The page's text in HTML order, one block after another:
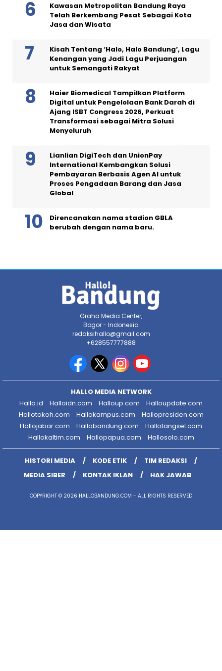
Kawasan Metropolitan Bandung Raya
Telah Berkembang Pesat Sebagai Kota
Jasa dan Wisata
Kisah Tentang ‘Halo, Halo Bandung’, Lagu
Kenangan yang Jadi Lagu Perjuangan
untuk Semangati Rakyat
Haier Biomedical Tampilkan Platform
Digital untuk Pengelolaan Bank Darah di
Ajang ISBT Congress 2026, Perkuat
Transformasi sebagai Mitra Solusi
Menyeluruh
Lianlian DigiTech dan UnionPay
International Kembangkan Solusi
Pembayaran Berbasis Agen AI untuk
Proses Pengadaan Barang dan Jasa
Global
Direncanakan nama stadion GBLA
berubah dengan nama baru.
Graha Media Center,
Bogor - Indonesia
redaksihallo@gmail.com
+628557777888
HALLO MEDIA NETWORK
Hallo.id
Halloidn.com Halloup.com
Halloupdate.com
Hallotokoh.com
Hallokampus.com
Hallopresiden.com
Hallojabar.com
Hallobandung.com
Hallotangsel.com
Hallokaltim.com
Hallopapua.com Hallosolo.com
HISTORI MEDIA KODE ETIK
TIM REDAKSI
MEDIA SIBER
KONTAK IKLAN HAK JAWAB
COPYRIGHT © 2026 HALLOBANDUNG.COM - ALL RIGHTS RESERVED